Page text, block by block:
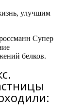
улучшим
Супер
белков.